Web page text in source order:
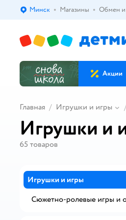
Выбор адреса доставки.
Минск Магазины Обмен и
Акции
Главная Игрушки и игры
Игрушки и
65 товаров
Игрушки и игры
Сюжетно-ролевые игры и